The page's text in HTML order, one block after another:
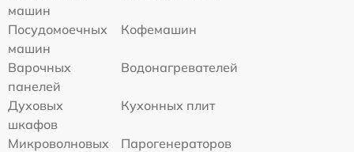
машин
Посудомоечных
машин
Кофемашин
Варочных
панелей
Водонагревателей
Духовых
шкафов
Кухонных плит
Микроволновых
Парогенераторов